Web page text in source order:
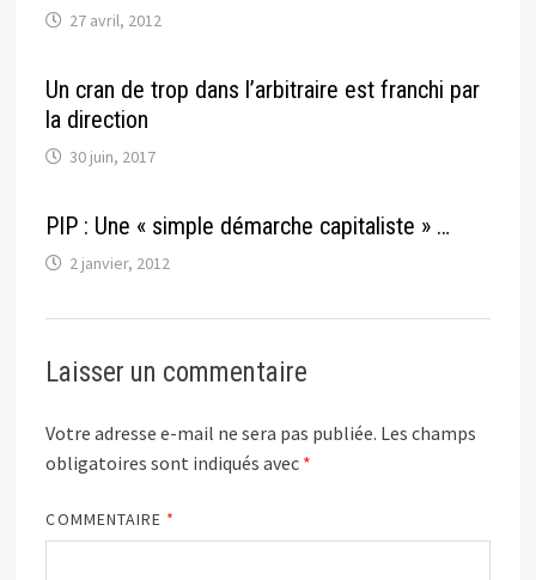
27 avril, 2012
Un cran de trop dans l’arbitraire est franchi par
la direction
30 juin, 2017
PIP : Une « simple démarche capitaliste » …
2 janvier, 2012
Laisser un commentaire
Votre adresse e-mail ne sera pas publiée. Les champs
obligatoires sont indiqués avec *
COMMENTAIRE *